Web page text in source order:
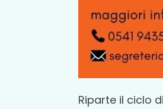
Riparte il ciclo